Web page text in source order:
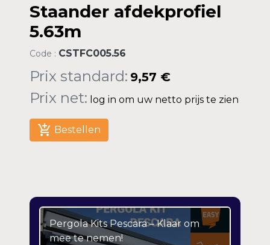
Staander afdekprofiel
5.63m
Code : CSTFC005.56
Prix standard: 9,57 €
Prix net: log in om uw netto prijs te zien
add_shopping_cart Bestellen
Pergola Kits Pescara – Klaar om
mee te nemen!